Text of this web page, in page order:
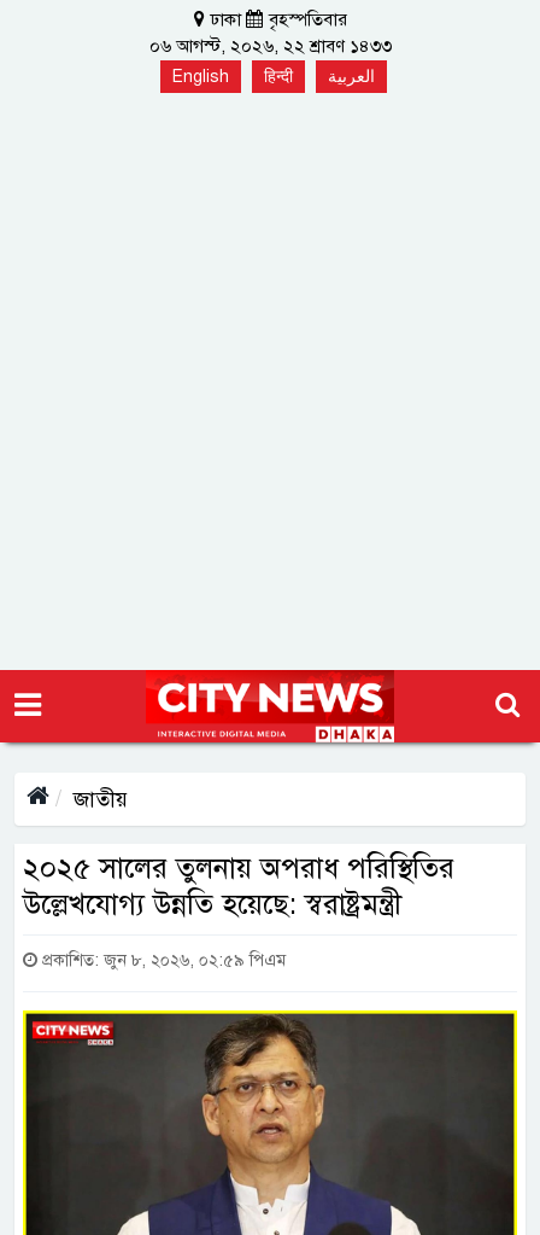
ঢাকা
বৃহস্পতিবার
০৬ আগস্ট, ২০২৬, ২২ শ্রাবণ ১৪৩৩
English हिन्दी العربية
জাতীয়
২০২৫ সালের তুলনায় অপরাধ পরিস্থিতির
উল্লেখযোগ্য উন্নতি হয়েছে: স্বরাষ্ট্রমন্ত্রী
প্রকাশিত: জুন ৮, ২০২৬, ০২:৫৯ পিএম